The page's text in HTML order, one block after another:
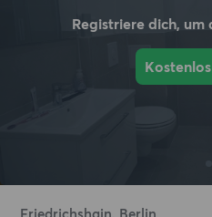
Registriere dich, um